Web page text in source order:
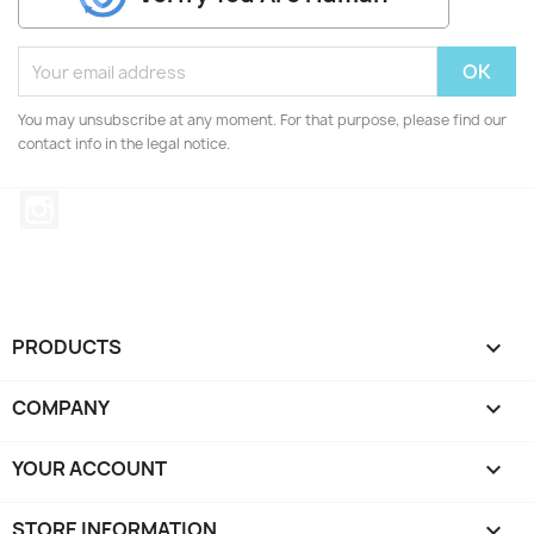
You may unsubscribe at any moment. For that purpose, please find our
contact info in the legal notice.
PRODUCTS 
COMPANY 
YOUR ACCOUNT 